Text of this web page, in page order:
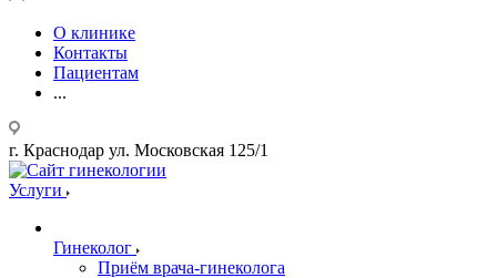
О клинике
Контакты
Пациентам
...
г. Краснодар ул. Московская 125/1
Услуги
Гинеколог
Приём врача-гинеколога